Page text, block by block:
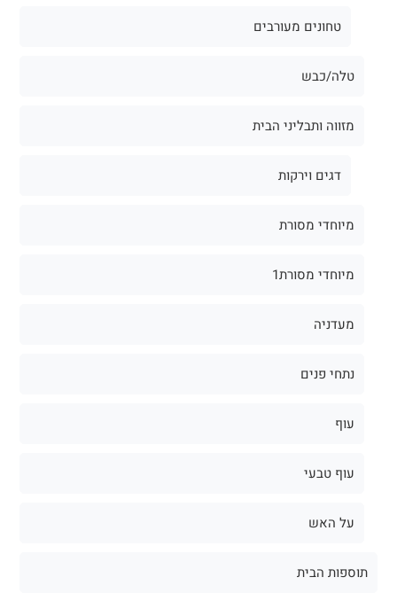
טחונים מעורבים
טלה/כבש
מזווה ותבליני הבית
דגים וירקות
מיוחדי מסורת
מיוחדי מסורת1
מעדניה
נתחי פנים
עוף
עוף טבעי
על האש
תוספות הבית